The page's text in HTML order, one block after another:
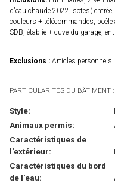
d'eau chaude 2022, sotes(
couleurs + télécommandes,
SDB, établie + cuve du garage,
Exclusions : Articles personnels.
PARTICULARITÉS DU BÂTIMENT :
Style:
Animaux permis:
Caractéristiques de
l'extérieur:
Caractéristiques du bord
de l'eau: